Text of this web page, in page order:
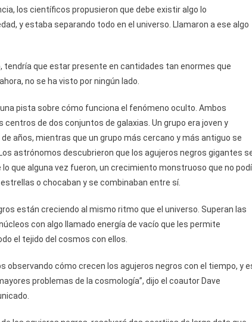
los científicos propusieron que debe existir algo lo
y estaba separando todo en el universo. Llamaron a ese algo
tendría que estar presente en cantidades tan enormes que
no se ha visto por ningún lado.
pista sobre cómo funciona el fenómeno oculto. Ambos
de dos conjuntos de galaxias. Un grupo era joven y
años, mientras que un grupo más cercano y más antiguo se
astrónomos descubrieron que los agujeros negros gigantes
que alguna vez fueron, un crecimiento monstruoso que no
o chocaban y se combinaban entre sí.
están creciendo al mismo ritmo que el universo. Superan las
con algo llamado energía de vacío que les permite
el tejido del cosmos con ellos.
cómo crecen los agujeros negros con el tiempo, y
problemas de la cosmología”, dijo el coautor Dave